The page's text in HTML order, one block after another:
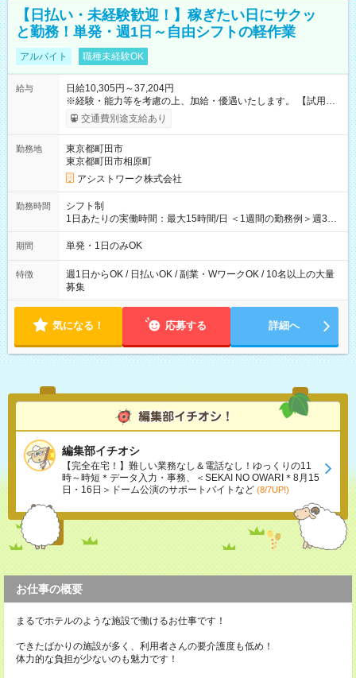
【日払い・未経験歓迎！】稼ぎたい日にサクッ
と勤務！単発・週1日～自由シフトの軽作業
アルバイト 職種未経験OK
給与
日給10,305円～37,204円
※経験・能力等を考慮の上、加給・優遇いたします。 【試用期
間】試用期間なし
交通費別途支給あり
勤務地
東京都町田市
東京都町田市相原町
アシストワーク株式会社
勤務時間
シフト制
1日あたりの実働時間：最大15時間/日 ＜1週間の勤務例＞週3回
勤務 勤務：月・水・金 休み：火・木・土・日 好きな時にお仕事
可能です！ ※1日あたりの最大実働時間は日勤、夜勤共に勤務し
期間 単発・1日のみOK
特徴
週1日からOK / 日払いOK / 副業・WワークOK / 10名以上の大量
募集
気になる！ 応募する 詳細へ
編集部イチオシ
【完全在宅！】難しい業務なし＆電話なし！ゆっくりの11
時～時短＊データ入力・事務、＜SEKAI NO OWARI＊8月15
日・16日＞ドーム公演のサポートバイトなど (8/7UP!)
お仕事の概要
まるでホテルのような施設で働けるお仕事です！
できたばかりの施設が多く、利用者さんの要介護度も低め！
体力的な負担が少ないのも魅力です！